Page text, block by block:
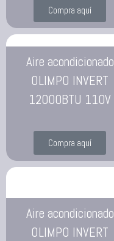
Compra aquí
Aire acondicionado
OLIMPO INVERT
12000BTU 110V
Compra aquí
Aire acondicionado
OLIMPO INVERT